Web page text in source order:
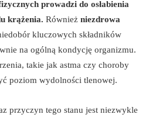
prowadzi do osłabienia
krążenia. Również niezdrowa
kluczowych składników
na ogólną kondycję organizmu.
takie jak astma czy choroby
poziom wydolności tlenowej.
przyczyn tego stanu jest niezwykle